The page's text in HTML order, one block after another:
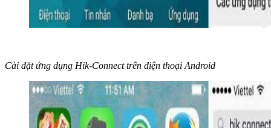
Cài đặt ứng dụng Hik-Connect trên điện thoại Android